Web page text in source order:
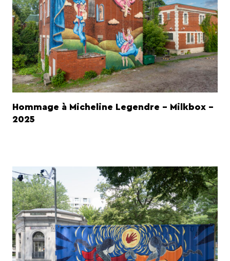
Hommage à Micheline Legendre - Milkbox -
2025